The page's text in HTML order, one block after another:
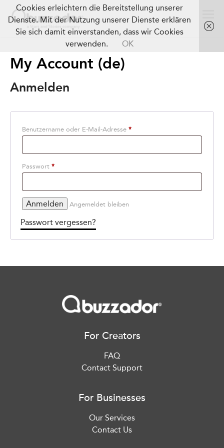
My Account (de)
Anmelden
Benutzername oder E-Mail-Adresse *
Passwort *
Angemeldet bleiben
Passwort vergessen?
For Creators
FAQ
Contact Support
For Businesses
Our Services
Contact Us
Cookies erleichtern die Bereitstellung unserer
Dienste. Mit der Nutzung unserer Dienste erklären
Sie sich damit einverstanden, dass wir Cookies
verwenden.
OK